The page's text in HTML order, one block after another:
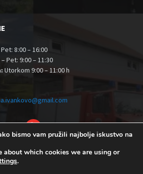
8:00 – 16:00
Pet: 9:00 – 11:30
Utorkom 9:00 – 11:00 h
YouTube
Postavke kolačića
bismo vam pružili najbolje iskustvo na
about which cookies we are using or
.